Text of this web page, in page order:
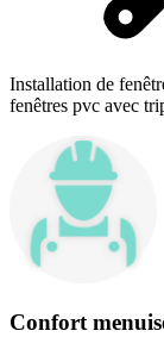
Installation de
fenêtres pvc avec
Confort